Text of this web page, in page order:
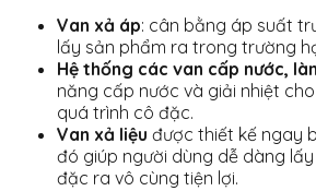
Van xả áp: cân bằng áp suất
lấy sản phẩm ra trong trường
Hệ thống các van cấp nước,
năng cấp nước và giải nhiệt
quá trình cô đặc.
Van xả liệu được thiết kế ngay
đó giúp người dùng dễ dàng
đặc ra vô cùng tiện lợi.